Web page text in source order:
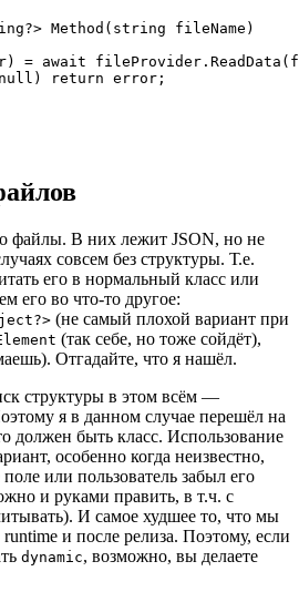
Method(string fileName)
= await
return error;
файлы. В них лежит JSON, но не
совсем без структуры. Т.е.
его в нормальный класс или
его во что-то другое:
(не самый плохой вариант при
(так себе, но тоже сойдёт),
Отгадайте, что я нашёл.
структуры в этом всём —
я в данном случае перешёл на
должен быть класс. Использование
особенно когда неизвестно,
или пользователь забыл его
и руками править, в т.ч. с
И самое худшее то, что мы
и после релиза. Поэтому, если
dynamic, возможно, вы делаете